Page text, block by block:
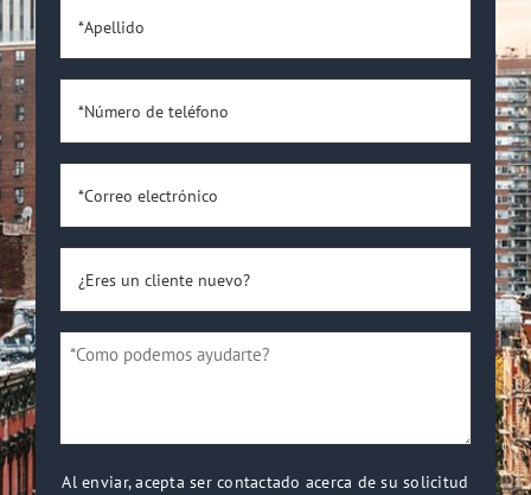
electrónico
un
nuevo?
*Como
*
Al enviar, acepta ser contactado acerca de su solicitud